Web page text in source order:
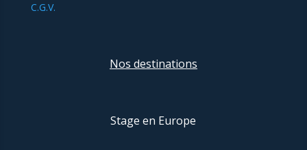
C.G.V.
Nos destinations
Stage en Europe